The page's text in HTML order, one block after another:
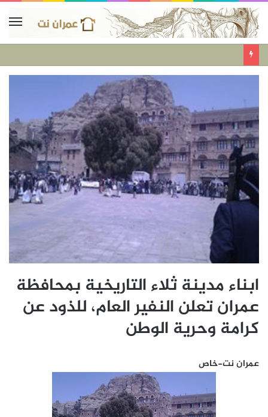
ابناء مدينة ثلاء التاريخية بمحافظة
عمران تعلن النفير العام، للذود عن
كرامة وحرية الوطن
عمران نت-خاص